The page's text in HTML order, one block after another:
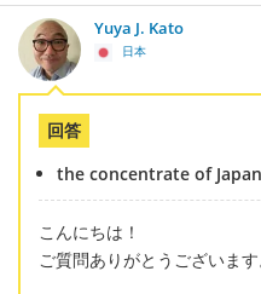
Yuya J. Kato
日本
回答
the concentrate of
こんにちは！
ご質問ありがとうございます